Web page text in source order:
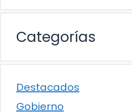
Categorías
Destacados
Gobierno